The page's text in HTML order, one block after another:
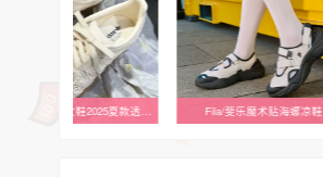
Fila/斐乐魔术贴海螺凉鞋